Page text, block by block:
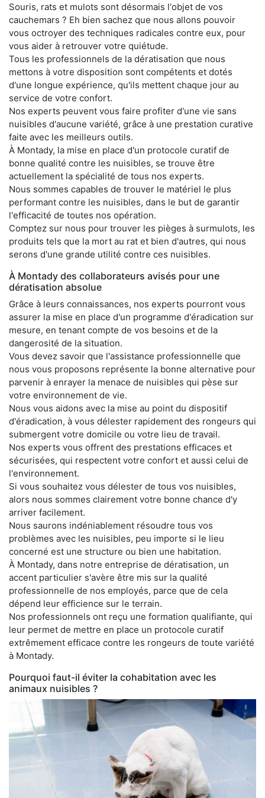
Souris, rats et mulots sont désormais l'objet de vos
cauchemars ? Eh bien sachez que nous allons pouvoir
vous octroyer des techniques radicales contre eux, pour
vous aider à retrouver votre quiétude.
Tous les professionnels de la dératisation que nous
mettons à votre disposition sont compétents et dotés
d'une longue expérience, qu'ils mettent chaque jour au
service de votre confort.
Nos experts peuvent vous faire profiter d'une vie sans
nuisibles d'aucune variété, grâce à une prestation curative
faite avec les meilleurs outils.
À Montady, la mise en place d'un protocole curatif de
bonne qualité contre les nuisibles, se trouve être
actuellement la spécialité de tous nos experts.
Nous sommes capables de trouver le matériel le plus
performant contre les nuisibles, dans le but de garantir
l'efficacité de toutes nos opération.
Comptez sur nous pour trouver les pièges à surmulots, les
produits tels que la mort au rat et bien d'autres, qui nous
serons d'une grande utilité contre ces nuisibles.
À Montady des collaborateurs avisés pour une
dératisation absolue
Grâce à leurs connaissances, nos experts pourront vous
assurer la mise en place d'un programme d'éradication sur
mesure, en tenant compte de vos besoins et de la
dangerosité de la situation.
Vous devez savoir que l'assistance professionnelle que
nous vous proposons représente la bonne alternative pour
parvenir à enrayer la menace de nuisibles qui pèse sur
votre environnement de vie.
Nous vous aidons avec la mise au point du dispositif
d'éradication, à vous délester rapidement des rongeurs qui
submergent votre domicile ou votre lieu de travail.
Nos experts vous offrent des prestations efficaces et
sécurisées, qui respectent votre confort et aussi celui de
l'environnement.
Si vous souhaitez vous délester de tous vos nuisibles,
alors nous sommes clairement votre bonne chance d'y
arriver facilement.
Nous saurons indéniablement résoudre tous vos
problèmes avec les nuisibles, peu importe si le lieu
concerné est une structure ou bien une habitation.
À Montady, dans notre entreprise de dératisation, un
accent particulier s'avère être mis sur la qualité
professionnelle de nos employés, parce que de cela
dépend leur efficience sur le terrain.
Nos professionnels ont reçu une formation qualifiante, qui
leur permet de mettre en place un protocole curatif
extrêmement efficace contre les rongeurs de toute variété
à Montady.
Pourquoi faut-il éviter la cohabitation avec les
animaux nuisibles ?